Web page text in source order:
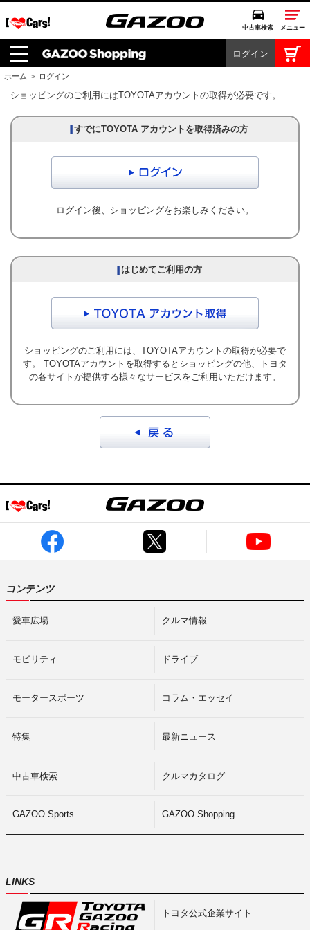
中古車検索 メニュー
中古車検索 クルマカタログ
愛車広場
クルマ情報
コラム・エッセイ
TOYOTA GAZOO Racing
GAZOO SPORTS
ログイン
ホーム > ログイン
ショッピングのご利用にはTOYOTAアカウントの取得が必要です。
ログイン後、ショッピングをお楽しみください。
ショッピングのご利用には、TOYOTAアカウントの取得が必要で
す。 TOYOTAアカウントを取得するとショッピングの他、トヨタ
の各サイトが提供する様々なサービスをご利用いただけます。
コンテンツ
愛車広場 クルマ情報
モビリティ ドライブ
モータースポーツ コラム・エッセイ
特集 最新ニュース
中古車検索 クルマカタログ
GAZOO Sports GAZOO Shopping
LINKS
トヨタ公式企業サイト